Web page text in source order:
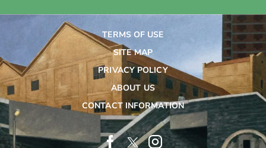
TERMS OF USE
SITE MAP
PRIVACY POLICY
ABOUT US
CONTACT INFORMATION